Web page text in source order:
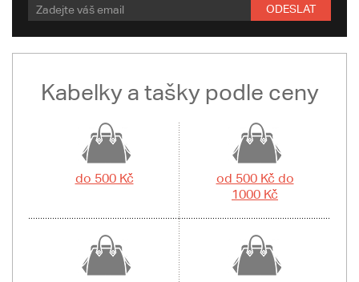
ODESLAT
Kabelky a tašky podle ceny
do 500 Kč
od 500 Kč do
1000 Kč